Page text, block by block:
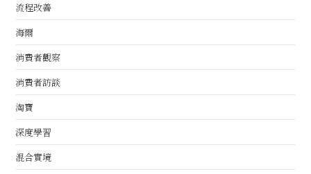
流程改善
海爾
消費者觀察
消費者訪談
淘寶
深度學習
混合實境